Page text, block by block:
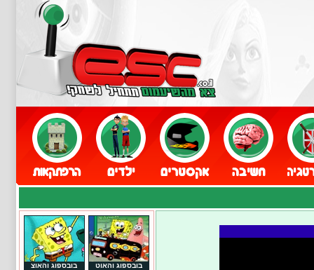
בובספוג והאוט בובספוג והאוצ